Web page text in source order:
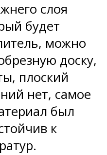
слоя
будет
можно
доску,
плоский
нет, самое
был
к